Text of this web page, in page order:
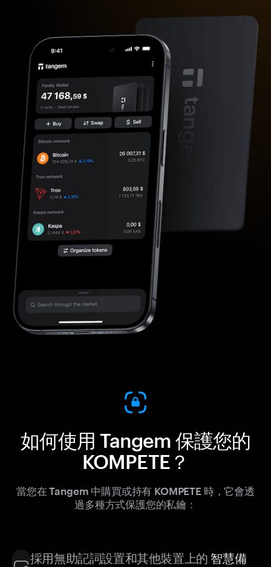
如何使用 Tangem 保護您的
KOMPETE？
當您在 Tangem 中購買或持有 KOMPETE 時，它會透
過多種方式保護您的私鑰：
採用無助記詞設置和其他裝置上的 智慧備